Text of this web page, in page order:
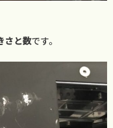
さと数です。